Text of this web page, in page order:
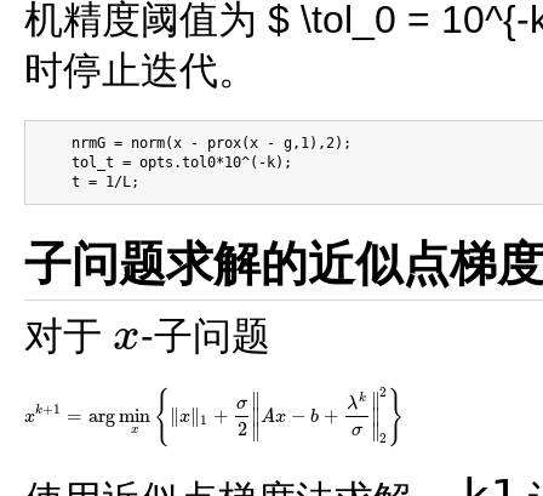
机精度阈值为 $ \tol_0 =
时停止迭代。
    nrmG = norm(x - prox(x - g,1),2);
    tol_t = opts.tol0*10^(-k);
子问题求解的近似点梯
对于 x
x -子问题
xk+1 = argmin
x { ∥x 1 +
σ
2 ∥
∥Ax − b +
λk
σ
∥
∥
∥
2
2 }
xk+1 =argmin x{‖x‖ 1+ 2‖ Ax −b +λ kσ‖22 }